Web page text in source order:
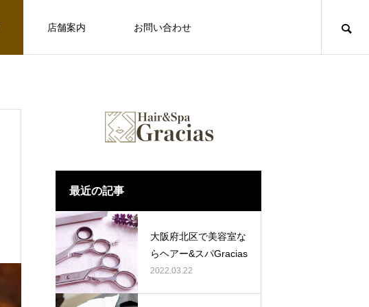
店舗案内 お問い合わせ
最近の記事
大阪府北区で美容室な
らヘアー&スパGracias
2022.03.22